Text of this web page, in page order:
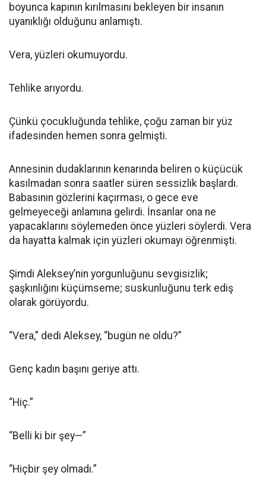
boyunca kapının kırılmasını bekleyen bir insanın
uyanıklığı olduğunu anlamıştı.
Vera, yüzleri okumuyordu.
Tehlike arıyordu.
Çünkü çocukluğunda tehlike, çoğu zaman bir yüz
ifadesinden hemen sonra gelmişti.
Annesinin dudaklarının kenarında beliren o küçücük
kasılmadan sonra saatler süren sessizlik başlardı.
Babasının gözlerini kaçırması, o gece eve
gelmeyeceği anlamına gelirdi. İnsanlar ona ne
yapacaklarını söylemeden önce yüzleri söylerdi. Vera
da hayatta kalmak için yüzleri okumayı öğrenmişti.
Şimdi Aleksey’nin yorgunluğunu sevgisizlik;
şaşkınlığını küçümseme; suskunluğunu terk ediş
olarak görüyordu.
“Vera,” dedi Aleksey, “bugün ne oldu?”
Genç kadın başını geriye attı.
“Hiç.”
“Belli ki bir şey—”
“Hiçbir şey olmadı.”